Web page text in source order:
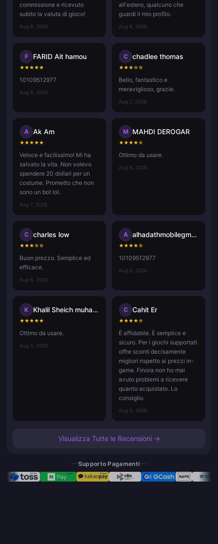
commissione e ricevuto
subito la valuta di gioco!
Aug 8, 2026
all'estero, qualcuno che
guardi il mio profilo.
Aug 8, 2026
F FARID Ait hamou
★★★★★
10109512977
Aug 8, 2026
C chadlee thomas
★★★☆☆
Bello, fantastico e
meraviglioso, grazie.
Aug 7, 2026
A Ak Am
★★★★★
Veloce e facilissimo! Mi ha
salvato la vita. Non volevo
spendere 20 dollari per un
costume. Prometto che non
sono un bot lol.
Aug 7, 2026
M MAHDI DEROGAR
★★★★☆
Ottimo da usare.
Aug 6, 2026
C charles low
★★★☆☆
Buon prezzo. Semplice ed
efficace.
Aug 6, 2026
A alhadathmobilegmail.com
★★★★☆
10109512977
Aug 6, 2026
K Khalil Sheich muhammad
★★★★★
Ottimo da usare.
Aug 5, 2026
C Cahit Er
★★★★☆
È affidabile. È semplice e
sicuro. Per i giochi supportati
offre sconti decisamente
migliori rispetto ai prezzi in-
game. Finora non ho mai
avuto problemi a ricevere
quanto acquistato. Lo
consiglio.
Aug 5, 2026
Visualizza Tutte le Recensioni →
Supporto Pagamenti